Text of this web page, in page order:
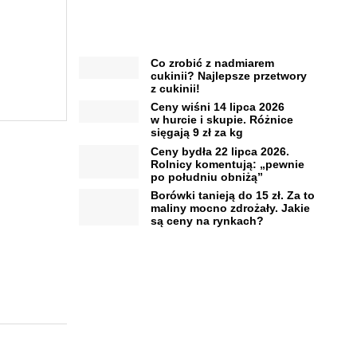
Co zrobić z nadmiarem
cukinii? Najlepsze przetwory
z cukinii!
Ceny wiśni 14 lipca 2026
w hurcie i skupie. Różnice
sięgają 9 zł za kg
Ceny bydła 22 lipca 2026.
Rolnicy komentują: „pewnie
po południu obniżą”
Borówki tanieją do 15 zł. Za to
maliny mocno zdrożały. Jakie
są ceny na rynkach?